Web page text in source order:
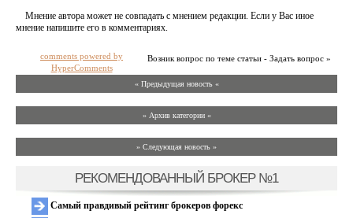
Мнение автора может не совпадать с мнением редакции. Если у Вас иное
мнение напишите его в комментариях.
Возник вопрос по теме статьи - Задать вопрос »
comments powered by
HyperComments
« Предыдущая новость «
» Архив категории «
» Следующая новость »
РЕКОМЕНДОВАННЫЙ БРОКЕР №1
Самый правдивый рейтинг брокеров форекс